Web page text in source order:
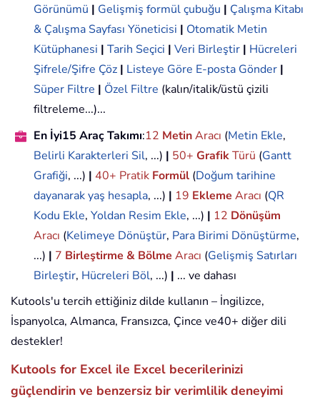
Görünümü | Gelişmiş formül çubuğu | Çalışma Kitabı
& Çalışma Sayfası Yöneticisi | Otomatik Metin
Kütüphanesi | Tarih Seçici | Veri Birleştir | Hücreleri
Şifrele/Şifre Çöz | Listeye Göre E-posta Gönder |
Süper Filtre | Özel Filtre (kalın/italik/üstü çizili
filtreleme...)...
En İyi15 Araç Takımı:12 MetinAracı (Metin Ekle,
Belirli Karakterleri Sil, ...) | 50+ GrafikTürü (Gantt
Grafiği, ...) | 40+ Pratik Formül (Doğum tarihine
dayanarak yaş hesapla, ...) | 19 Ekleme Aracı (QR
Kodu Ekle, Yoldan Resim Ekle, ...) | 12 Dönüşüm
Aracı (Kelimeye Dönüştür, Para Birimi Dönüştürme,
...) | 7 Birleştirme & Bölme Aracı (Gelişmiş Satırları
Birleştir, Hücreleri Böl, ...) | ... ve dahası
Kutools'u tercih ettiğiniz dilde kullanın – İngilizce,
İspanyolca, Almanca, Fransızca, Çince ve40+ diğer dili
destekler!
Kutools for Excel ile Excel becerilerinizi
güçlendirin ve benzersiz bir verimlilik deneyimi